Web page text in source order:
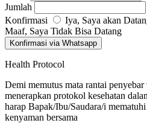
Jumlah
Konfirmasi
Iya, Saya akan
Maaf, Saya Tidak Bisa Datang
Konfirmasi via Whatsapp
Health Protocol
Demi memutus mata rantai
menerapkan protokol kesehatan
harap Bapak/Ibu/Saudara/i
kenyaman bersama